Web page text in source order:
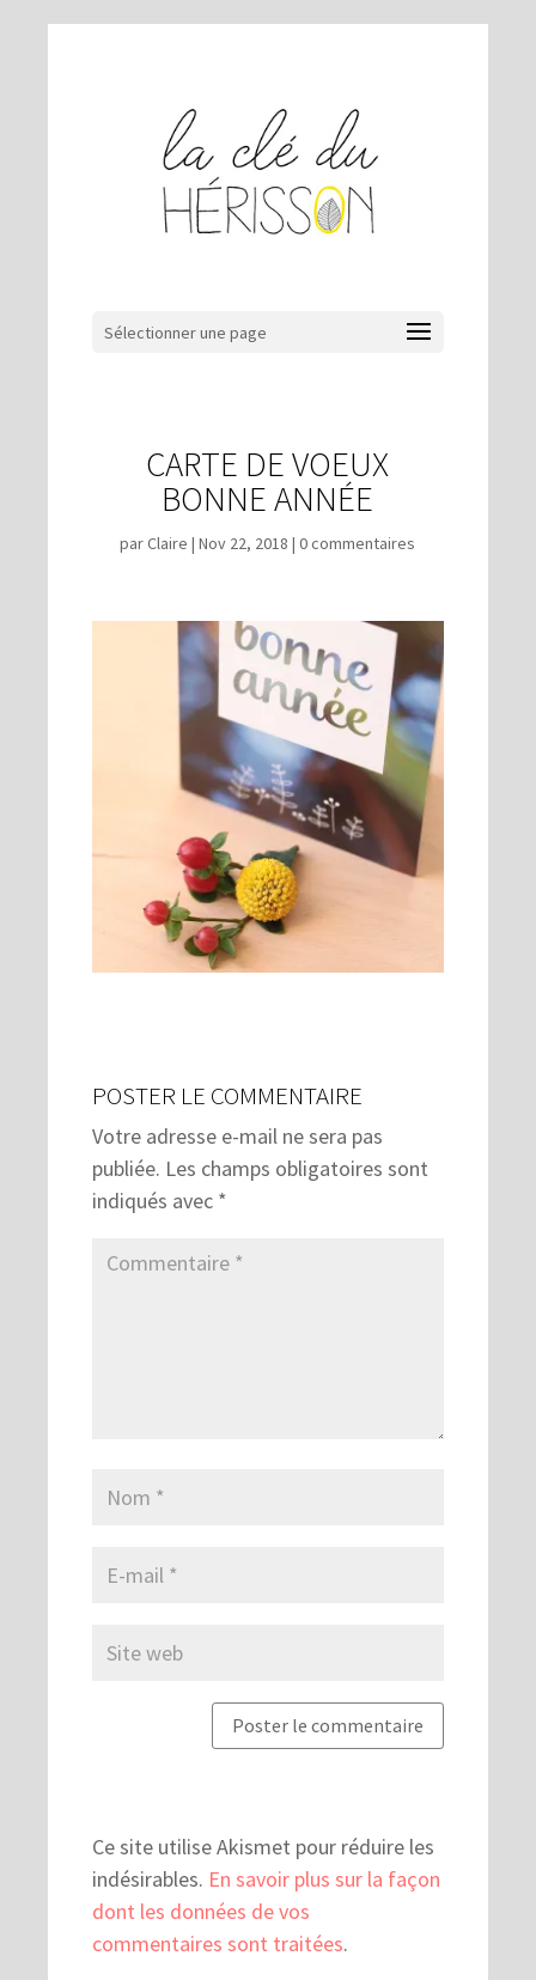
Sélectionner une page
CARTE DE VOEUX
BONNE ANNÉE
parClaire |Nov 22, 2018 |0 commentaires
POSTER LE COMMENTAIRE
Votre adresse e-mail ne sera pas
publiée. Les champs obligatoires sont
indiqués avec *
Ce site utilise Akismet pour réduire les
indésirables. En savoir plus sur la façon
dont les données de vos
commentaires sont traitées.